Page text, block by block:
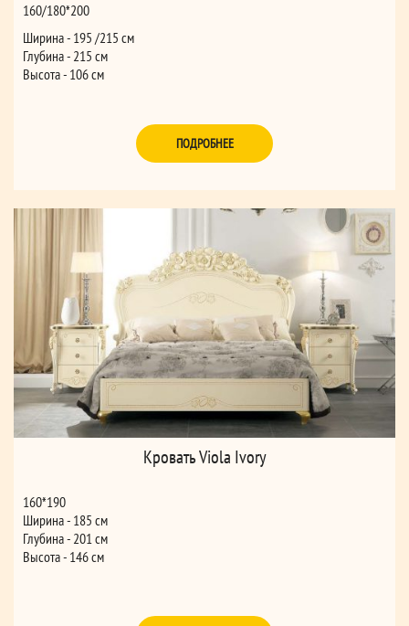
160/180*200
Ширина - 195 /215 см
Глубина - 215 см
Высота - 106 см
ПОДРОБНЕЕ
Кровать Viola Ivory
160*190
Ширина - 185 см
Глубина - 201 см
Высота - 146 см